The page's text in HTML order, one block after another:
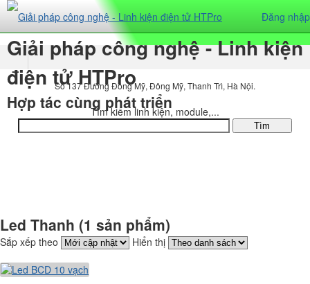
Giải pháp công nghệ - Linh kiện
điện tử HTPro
Hợp tác cùng phát triển
Đăng nhập
Số 137 Đường Đông Mỹ, Đông Mỹ, Thanh Trì, Hà Nội.
Tìm kiếm linh kiện, module,...
Led Thanh (1 sản phẩm)
Sắp xếp theo Hiển thị